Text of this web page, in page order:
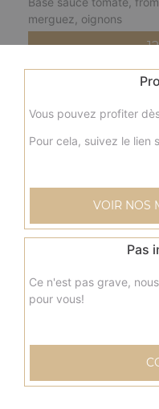
merguez, oignons
Base crème fraîche,
de terre, champignons,
nordique
Base crème fraîche,
Vous pouvez profiter
Pour cela, suivez le lien
VOIR NOS
Pas
Ce n'est pas grave,
pour vous!